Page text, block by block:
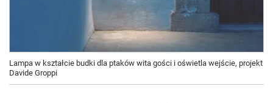
Lampa w kształcie budki dla ptaków wita gości i oświetla wejście, projekt
Davide Groppi